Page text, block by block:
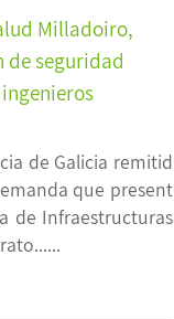
Milladoiro,
de seguridad
de Galicia remitid
que present
de Infraestructuras